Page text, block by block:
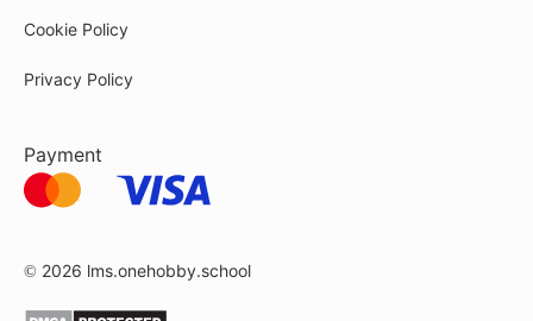
Cookie Policy
Privacy Policy
Payment
© 2026 lms.onehobby.school